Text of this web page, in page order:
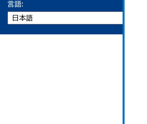
言語